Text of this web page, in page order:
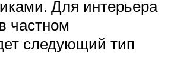
Для интерьера
частном
следующий тип